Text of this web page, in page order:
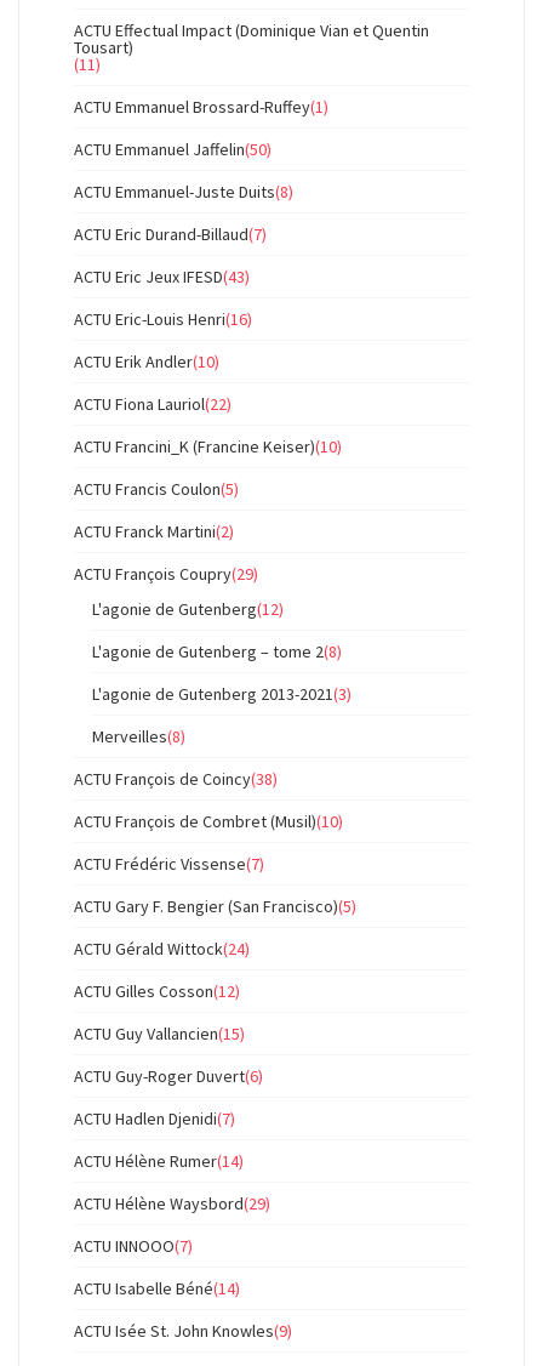
ACTU Effectual Impact (Dominique Vian et Quentin
Tousart)
(11)
ACTU Emmanuel Brossard-Ruffey(1)
ACTU Emmanuel Jaffelin(50)
ACTU Emmanuel-Juste Duits(8)
ACTU Eric Durand-Billaud(7)
ACTU Eric Jeux IFESD(43)
ACTU Eric-Louis Henri(16)
ACTU Erik Andler(10)
ACTU Fiona Lauriol(22)
ACTU Francini_K (Francine Keiser)(10)
ACTU Francis Coulon(5)
ACTU Franck Martini(2)
ACTU François Coupry(29)
L'agonie de Gutenberg(12)
L'agonie de Gutenberg – tome 2(8)
L'agonie de Gutenberg 2013-2021(3)
Merveilles(8)
ACTU François de Coincy(38)
ACTU François de Combret (Musil)(10)
ACTU Frédéric Vissense(7)
ACTU Gary F. Bengier (San Francisco)(5)
ACTU Gérald Wittock(24)
ACTU Gilles Cosson(12)
ACTU Guy Vallancien(15)
ACTU Guy-Roger Duvert(6)
ACTU Hadlen Djenidi(7)
ACTU Hélène Rumer(14)
ACTU Hélène Waysbord(29)
ACTU INNOOO(7)
ACTU Isabelle Béné(14)
ACTU Isée St. John Knowles(9)